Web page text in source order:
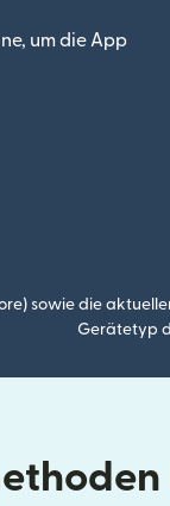
um die App
sowie die
Gerätetyp